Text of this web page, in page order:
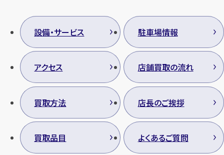
設備・サービス 駐車場情報
アクセス 店舗買取の流れ
買取方法 店長のご挨拶
買取品目 よくあるご質問